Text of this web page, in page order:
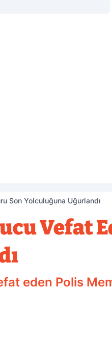
Son Yolculuğuna Uğurlandı
Vefat
eden Polis